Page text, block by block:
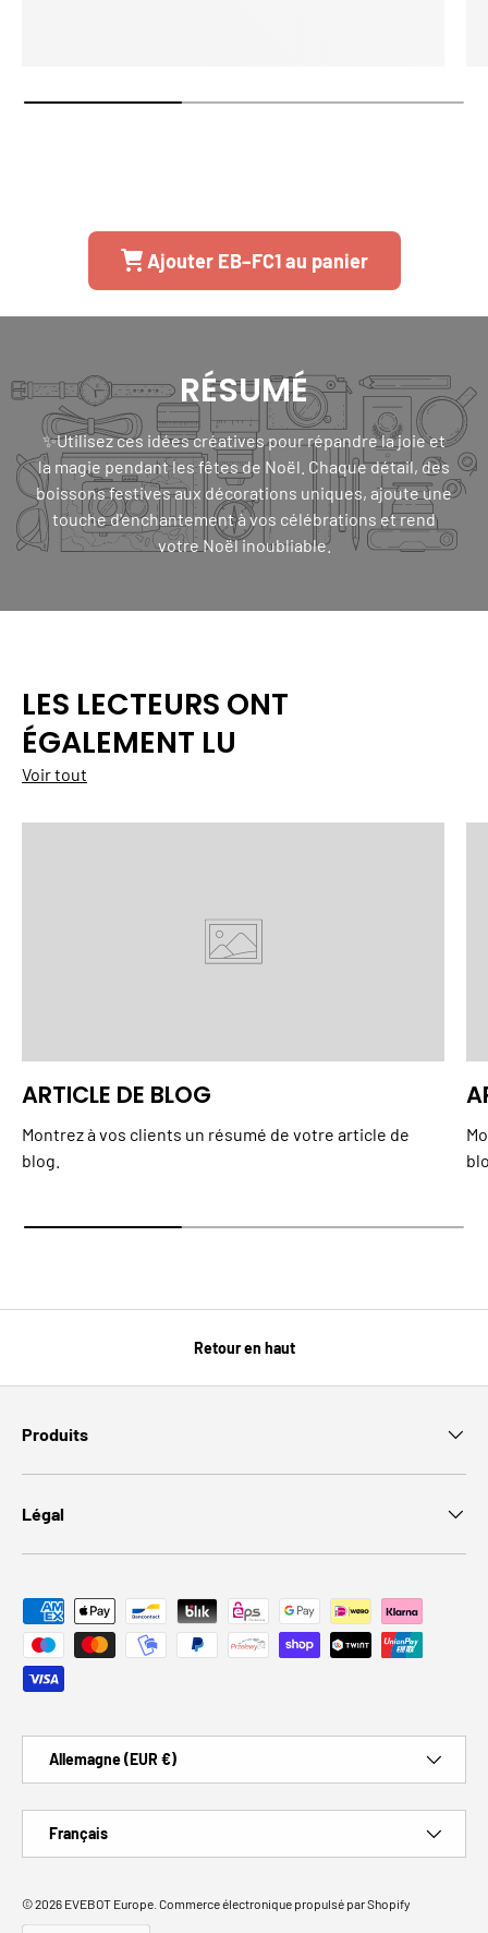
Ajouter EB–FC1 au panier
RÉSUMÉ
✨Utilisez ces idées créatives pour répandre la joie et
la magie pendant les fêtes de Noël. Chaque détail, des
boissons festives aux décorations uniques, ajoute une
touche d'enchantement à vos célébrations et rend
votre Noël inoubliable.
LES LECTEURS ONT
ÉGALEMENT LU
Voir tout
ARTICLE DE BLOG
Montrez à vos clients un résumé de votre article de
blog.
Retour en haut
Produits
Légal
Moyens de paiement acceptés
Allemagne (EUR €)
Français
© 2026 EVEBOT Europe Commerce électronique propulsé par Shopify